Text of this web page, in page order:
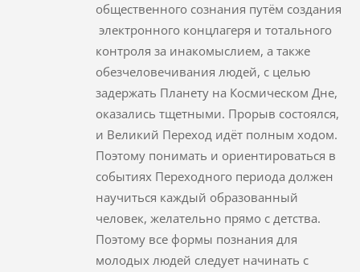
общественного сознания путём создания
электронного концлагеря и тотального
контроля за инакомыслием, а также
обезчеловечивания людей, с целью
задержать Планету на Космическом Дне,
оказались тщетными. Прорыв состоялся,
и Великий Переход идёт полным ходом.
Поэтому понимать и ориентироваться в
событиях Переходного периода должен
научиться каждый образованный
человек, желательно прямо с детства.
Поэтому все формы познания для
молодых людей следует начинать с